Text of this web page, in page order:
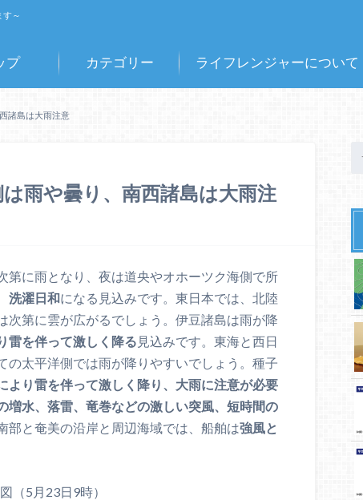
～
プ カテゴリー ライフレンジャーについて
諸島は大雨注意
雨や曇り、南西諸島は大雨注
第に雨となり、夜は道央やオホーツク海側で所
洗濯日和になる見込みです。東日本では、北陸
次第に雲が広がるでしょう。伊豆諸島は雨が降
雷を伴って激しく降る 見込みです。東海と西日
の太平洋側では雨が降りやすいでしょう。種子
より雷を伴って激しく降り、大雨に注意が必要
増水、落雷、竜巻などの激しい突風、短時間の
部と奄美の沿岸と周辺海域では、船舶は強風と
（5月23日9時）